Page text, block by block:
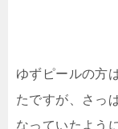
ゆずピールの方
たですが、さっ
なっていたよう